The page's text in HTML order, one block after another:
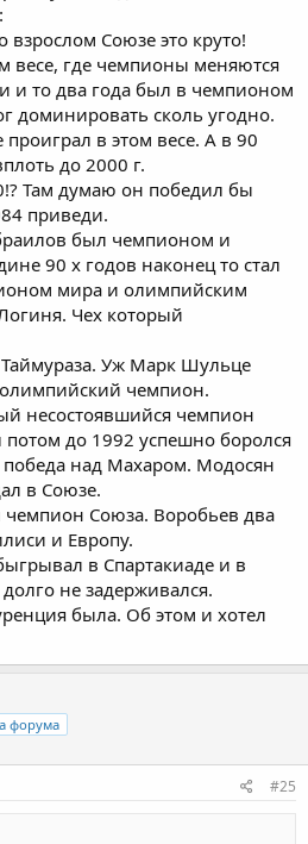
взрослом Союзе это круто!
весе, где чемпионы меняются
и то два года был в чемпионом
доминировать сколь угодно.
в этом весе. А в 90
до 2000 г.
Там думаю он победил бы
приведи.
был чемпионом и
90 х годов наконец то стал
мира и олимпийским
Чех который
Уж Марк Шульце
чемпион.
несостоявшийся чемпион
до 1992 успешно боролся
победа над Махаром. Модосян
в Союзе.
Союза. Воробьев два
и Европу.
в Спартакиаде и в
не задерживался.
была. Об этом и хотел
форума
#25